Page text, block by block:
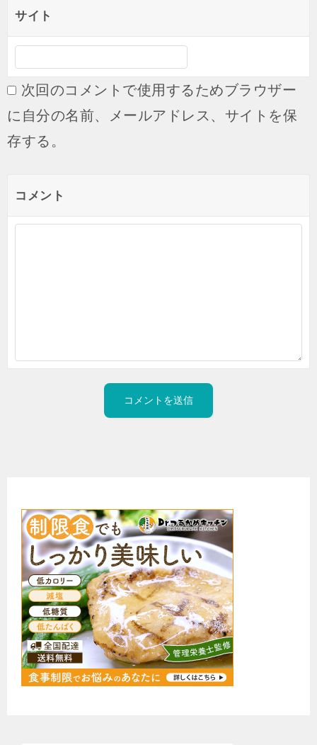
サイト
次回のコメントで使用するためブラウザー
に自分の名前、メールアドレス、サイトを保
存する。
コメント